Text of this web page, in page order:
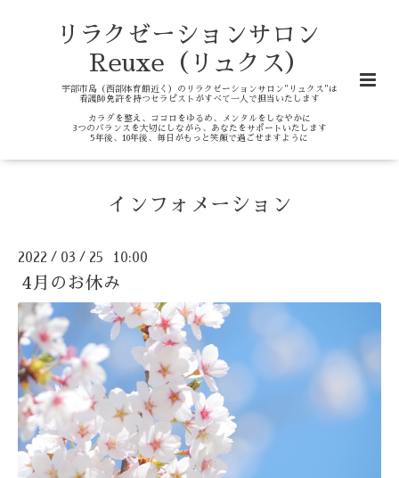
リラクゼーションサロン
Reuxe（リュクス）
宇部市島（西部体育館近く）のリラクゼーションサロン"リュクス"は
看護師免許を持つセラピストがすべて一人で担当いたします
カラダを整え、ココロをゆるめ、メンタルをしなやかに
3つのバランスを大切にしながら、あなたをサポートいたします
5年後、10年後、毎日がもっと笑顔で過ごせますように
インフォメーション
2022 / 03 / 25 10:00
4月のお休み